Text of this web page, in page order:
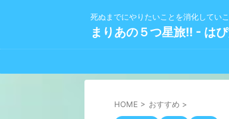
死ぬまでにやりたいことを消化していこ
まりあの５つ星旅!! - は
HOME > おすすめ >